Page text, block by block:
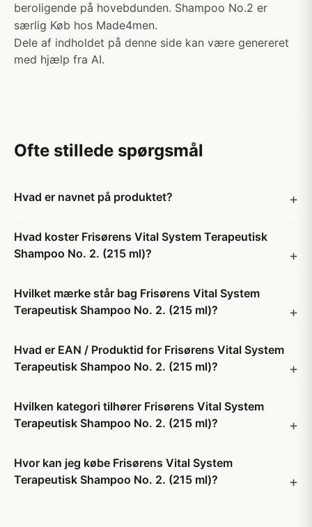
beroligende på hovebdunden. Shampoo No.2 er
særlig Køb hos Made4men.
Dele af indholdet på denne side kan være genereret
med hjælp fra AI.
Ofte stillede spørgsmål
Hvad er navnet på produktet?
Hvad koster Frisørens Vital System Terapeutisk
Shampoo No. 2. (215 ml)?
Hvilket mærke står bag Frisørens Vital System
Terapeutisk Shampoo No. 2. (215 ml)?
Hvad er EAN / Produktid for Frisørens Vital System
Terapeutisk Shampoo No. 2. (215 ml)?
Hvilken kategori tilhører Frisørens Vital System
Terapeutisk Shampoo No. 2. (215 ml)?
Hvor kan jeg købe Frisørens Vital System
Terapeutisk Shampoo No. 2. (215 ml)?